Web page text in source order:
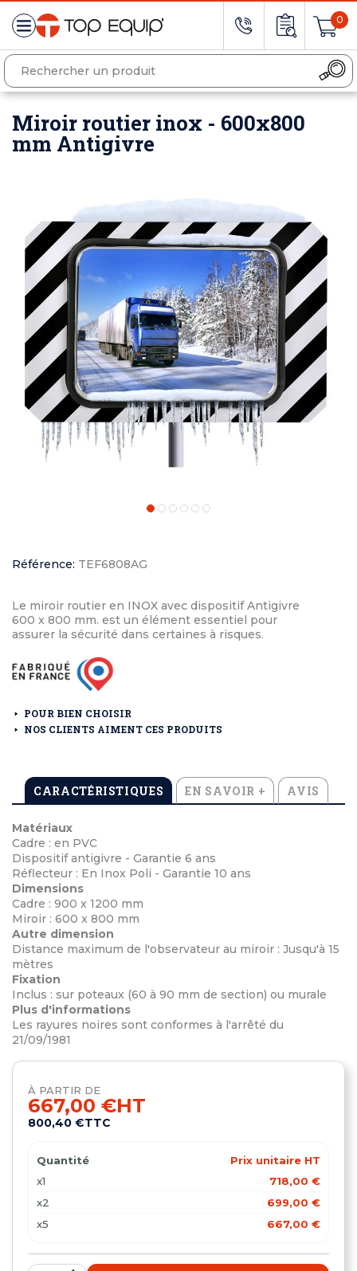
0
Miroir routier inox - 600x800
mm Antigivre
Référence: TEF6808AG
Le miroir routier en INOX avec dispositif Antigivre
600 x 800 mm. est un élément essentiel pour
assurer la sécurité dans certaines à risques.
POUR BIEN CHOISIR
NOS CLIENTS AIMENT CES PRODUITS
CARACTÉRISTIQUES EN SAVOIR + AVIS
Matériaux
Cadre : en PVC
Dispositif antigivre - Garantie 6 ans
Réflecteur : En Inox Poli - Garantie 10 ans
Dimensions
Cadre : 900 x 1200 mm
Miroir : 600 x 800 mm
Autre dimension
Distance maximum de l'observateur au miroir : Jusqu'à 15
mètres
Fixation
Inclus : sur poteaux (60 à 90 mm de section) ou murale
Plus d'informations
Les rayures noires sont conformes à l'arrêté du
21/09/1981
À PARTIR DE
667,00 €HT
800,40 €TTC
Quantité
Prix unitaire HT
x1
718,00 €
x2
699,00 €
x5
667,00 €